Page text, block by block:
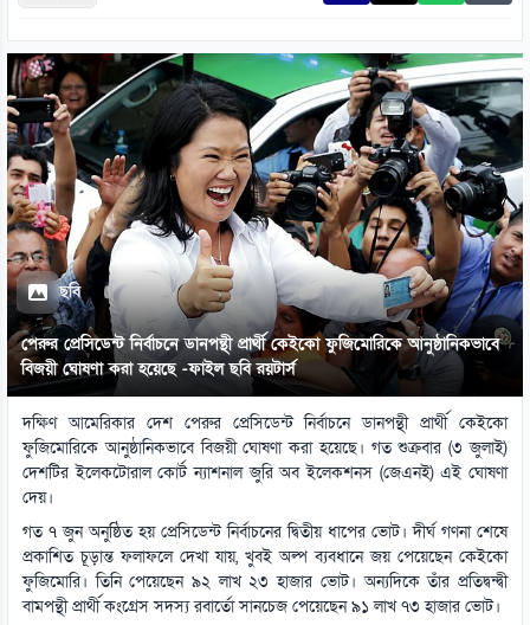
ছবি
পেরুর প্রেসিডেন্ট নির্বাচনে ডানপন্থী প্রার্থী কেইকো ফুজিমোরিকে আনুষ্ঠানিকভাবে
বিজয়ী ঘোষণা করা হয়েছে -ফাইল ছবি রয়টার্স
দক্ষিণ আমেরিকার দেশ পেরুর প্রেসিডেন্ট নির্বাচনে ডানপন্থী প্রার্থী কেইকো
ফুজিমোরিকে আনুষ্ঠানিকভাবে বিজয়ী ঘোষণা করা হয়েছে। গত শুক্রবার (৩ জুলাই)
দেশটির ইলেকটোরাল কোর্ট ন্যাশনাল জুরি অব ইলেকশনস (জেএনই) এই ঘোষণা
দেয়।
গত ৭ জুন অনুষ্ঠিত হয় প্রেসিডেন্ট নির্বাচনের দ্বিতীয় ধাপের ভোট। দীর্ঘ গণনা শেষে
প্রকাশিত চূড়ান্ত ফলাফলে দেখা যায়, খুবই অল্প ব্যবধানে জয় পেয়েছেন কেইকো
ফুজিমোরি। তিনি পেয়েছেন ৯২ লাখ ২৩ হাজার ভোট। অন্যদিকে তাঁর প্রতিদ্বন্দ্বী
বামপন্থী প্রার্থী কংগ্রেস সদস্য রবার্তো সানচেজ পেয়েছেন ৯১ লাখ ৭৩ হাজার ভোট।